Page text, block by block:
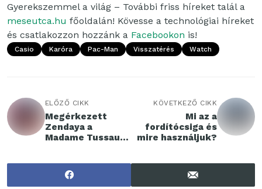
Gyerekszemmel a világ – További friss híreket talál a
meseutca.hu főoldalán! Kövesse a technológiai híreket
és csatlakozzon hozzánk a Facebookon is!
Casio Karóra Pac-Man Visszatérés Watch
ELŐZŐ CIKK
Megérkezett
Zendaya a
Madame Tussauds
KÖVETKEZŐ CIKK
Mi az a
fordítócsiga és
mire használjuk?